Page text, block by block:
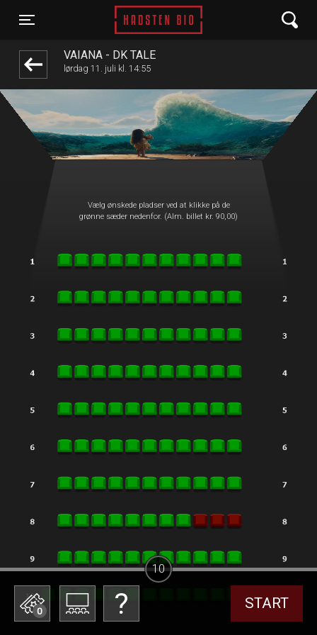
Toggle navigation
Hadsten Bio
VAIANA - DK TALE
lørdag 11. juli kl. 14:55
Vælg ønskede pladser ved at klikke på de
grønne sæder nedenfor. (Alm. billet kr. 90,00)
0 START
10
front03-cc 070303